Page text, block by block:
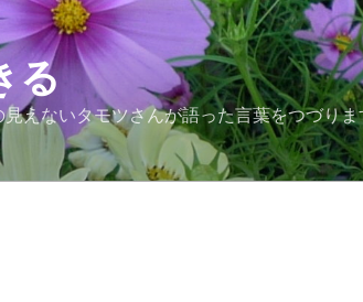
る
えないタモツさんが語った言葉をつづりま